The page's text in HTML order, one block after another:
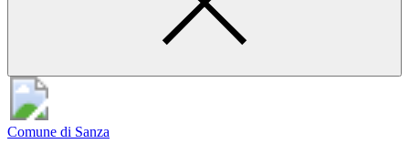
Comune di Sanza